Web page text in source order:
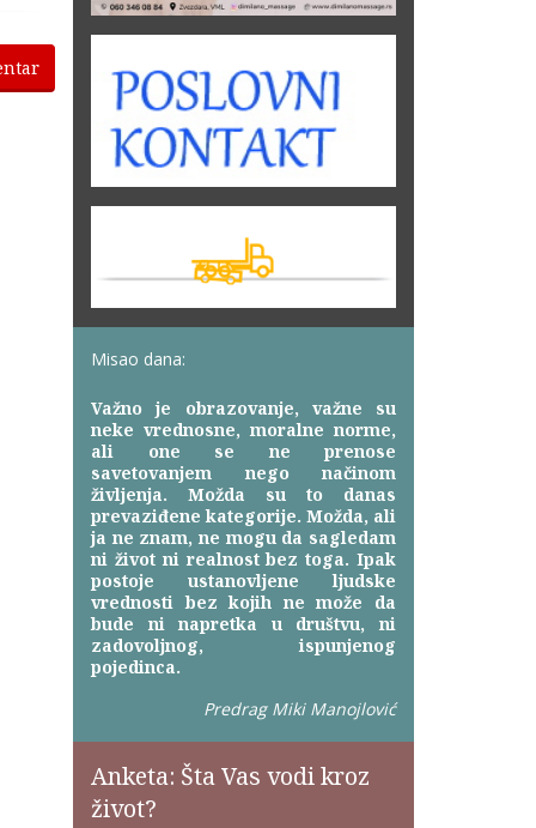
Misao dana:
Važno je obrazovanje, važne su
neke vrednosne, moralne norme,
ali one se ne prenose
savetovanjem nego načinom
življenja. Možda su to danas
prevaziđene kategorije. Možda, ali
ja ne znam, ne mogu da sagledam
ni život ni realnost bez toga. Ipak
postoje ustanovljene ljudske
vrednosti bez kojih ne može da
bude ni napretka u društvu, ni
zadovoljnog, ispunjenog
pojedinca.
Predrag Miki Manojlović
Anketa: Šta Vas vodi kroz
život?